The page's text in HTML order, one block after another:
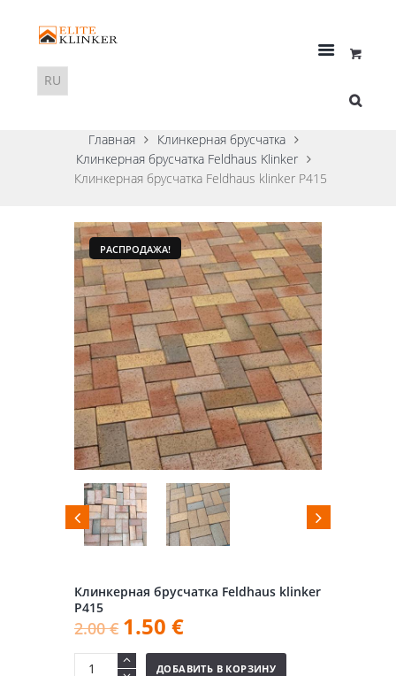
Главная
Клинкерная брусчатка
Клинкерная брусчатка Feldhaus Klinker
Клинкерная брусчатка Feldhaus klinker P415
РАСПРОДАЖА!
Клинкерная брусчатка Feldhaus klinker
P415
2.00€ 1.50 €
ДОБАВИТЬ В КОРЗИНУ